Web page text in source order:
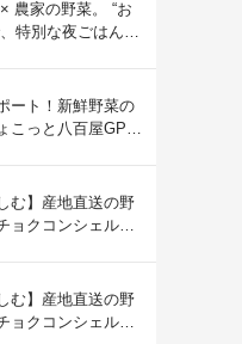
農家の野菜。 “お
特別な夜ごはん
ート！新鮮野菜の
こっと八百屋GP
む】産地直送の野
ョクコンシェルジ
む】産地直送の野
ョクコンシェルジ